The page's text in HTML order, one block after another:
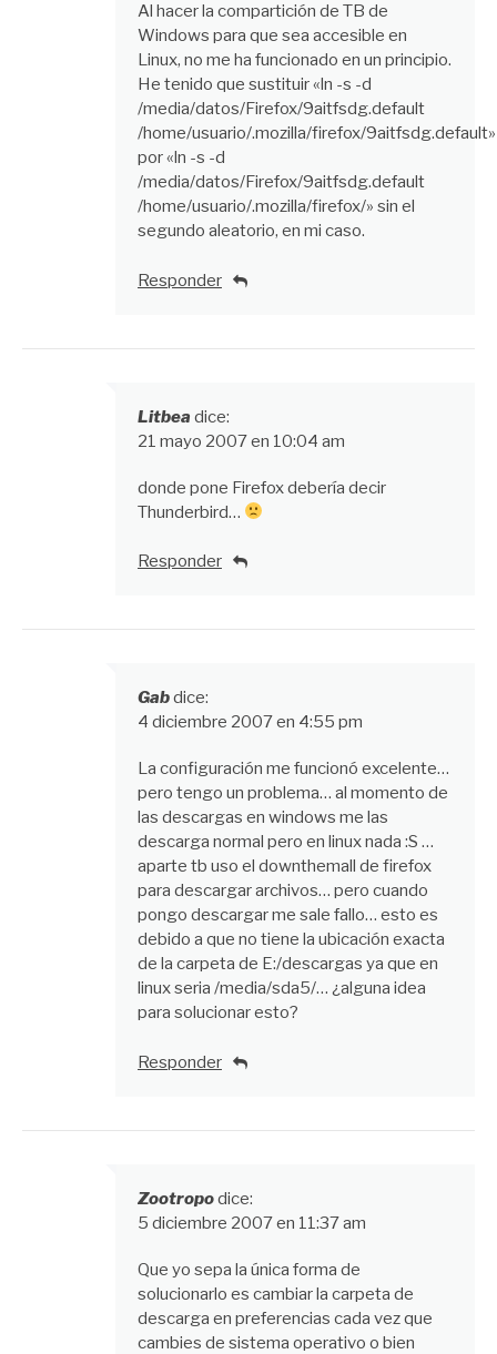
Al hacer la compartición de TB de
Windows para que sea accesible en
Linux, no me ha funcionado en un principio.
He tenido que sustituir «ln -s -d
/media/datos/Firefox/9aitfsdg.default
/home/usuario/.mozilla/firefox/9aitfsdg.default»
por «ln -s -d
/media/datos/Firefox/9aitfsdg.default
/home/usuario/.mozilla/firefox/» sin el
segundo aleatorio, en mi caso.
Responder
Litbea dice:
21 mayo 2007 en 10:04 am
donde pone Firefox debería decir
Thunderbird…
Responder
Gabdice:
4 diciembre 2007 en 4:55 pm
La configuración me funcionó excelente…
pero tengo un problema… al momento de
las descargas en windows me las
descarga normal pero en linux nada :S …
aparte tb uso el downthemall de firefox
para descargar archivos… pero cuando
pongo descargar me sale fallo… esto es
debido a que no tiene la ubicación exacta
de la carpeta de E:/descargas ya que en
linux seria /media/sda5/… ¿alguna idea
para solucionar esto?
Responder
Zootropodice:
5 diciembre 2007 en 11:37 am
Que yo sepa la única forma de
solucionarlo es cambiar la carpeta de
descarga en preferencias cada vez que
cambies de sistema operativo o bien